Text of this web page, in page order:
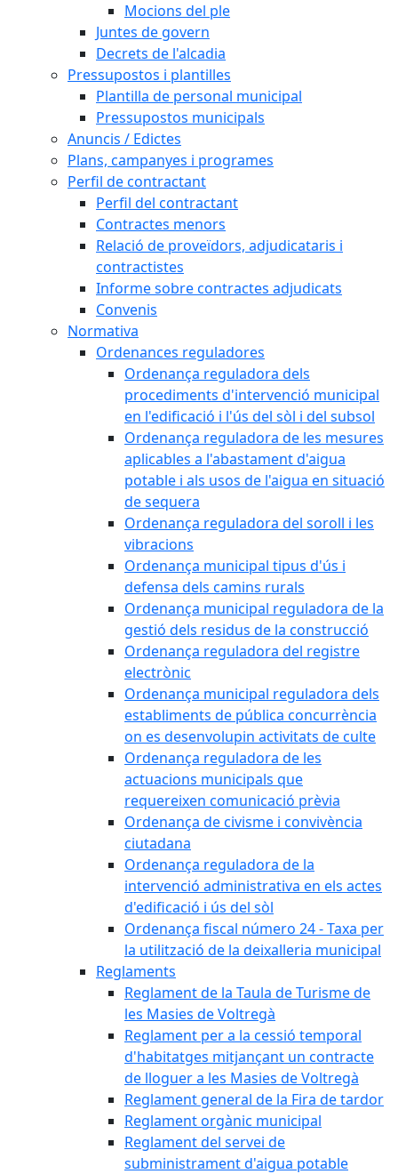
Mocions del ple
Juntes de govern
Decrets de l'alcadia
Pressupostos i plantilles
Plantilla de personal municipal
Pressupostos municipals
Anuncis / Edictes
Plans, campanyes i programes
Perfil de contractant
Perfil del contractant
Contractes menors
Relació de proveïdors, adjudicataris i
contractistes
Informe sobre contractes adjudicats
Convenis
Normativa
Ordenances reguladores
Ordenança reguladora dels
procediments d'intervenció municipal
en l'edificació i l'ús del sòl i del subsol
Ordenança reguladora de les mesures
aplicables a l'abastament d'aigua
potable i als usos de l'aigua en situació
de sequera
Ordenança reguladora del soroll i les
vibracions
Ordenança municipal tipus d'ús i
defensa dels camins rurals
Ordenança municipal reguladora de la
gestió dels residus de la construcció
Ordenança reguladora del registre
electrònic
Ordenança municipal reguladora dels
establiments de pública concurrència
on es desenvolupin activitats de culte
Ordenança reguladora de les
actuacions municipals que
requereixen comunicació prèvia
Ordenança de civisme i convivència
ciutadana
Ordenança reguladora de la
intervenció administrativa en els actes
d'edificació i ús del sòl
Ordenança fiscal número 24 - Taxa per
la utilització de la deixalleria municipal
Reglaments
Reglament de la Taula de Turisme de
les Masies de Voltregà
Reglament per a la cessió temporal
d'habitatges mitjançant un contracte
de lloguer a les Masies de Voltregà
Reglament general de la Fira de tardor
Reglament orgànic municipal
Reglament del servei de
subministrament d'aigua potable